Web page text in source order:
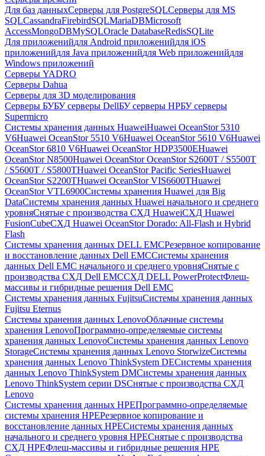
Для баз данныхСерверы для PostgreSQLСерверы для MS
SQLCassandraFirebirdSQLMariaDBMicrosoft
AccessMongoDBMySQLOracle DatabaseRedisSQLite
Для приложенийдля Android приложенийдля iOS
приложенийдля Java приложенийдля Web приложенийдля
Windows приложений
Серверы YADRO
Серверы Dahua
Серверы для 3D моделирования
Серверы БУБУ серверы DellБУ серверы HPБУ серверы
Supermicro
Системы хранения данных HuaweiHuawei OceanStor 5310
V6Huawei OceanStor 5510 V6Huawei OceanStor 5610 V6Huawei
OceanStor 6810 V6Huawei OceanStor HDP3500EHuawei
OceanStor N8500Huawei OceanStor OceanStor S2600T / S5500T
/ S5600T / S5800THuawei OceanStor Pacific SeriesHuawei
OceanStor S2200THuawei OceanStor VIS6600THuawei
OceanStor VTL6900Системы хранения Huawei для Big
DataСистемы хранения данных Huawei начального и среднего
уровняСнятые с производства СХД HuaweiСХД Huawei
FusionCubeСХД Huawei OceanStor Dorado: All-Flash и Hybrid
Flash
Системы хранения данных DELL EMCРезервное копирование
и восстановление данных Dell EMCСистемы хранения
данных Dell EMC начального и среднего уровняСнятые с
производства СХД Dell EMCСХД DELL PowerProtectФлеш-
массивы и гибридные решения Dell EMC
Системы хранения данных FujitsuСистемы хранения данных
Fujitsu Eternus
Системы хранения данных LenovoОблачные системы
хранения LenovoПрограммно-определяемые системы
хранения данных LenovoСистемы хранения данных Lenovo
StorageСистемы хранения данных Lenovo StorwizeСистемы
хранения данных Lenovo ThinkSystem DEСистемы хранения
данных Lenovo ThinkSystem DMСистемы хранения данных
Lenovo ThinkSystem серии DSСнятые с производства СХД
Lenovo
Системы хранения данных HPEПрограммно-определяемые
системы хранения HPEРезервное копирование и
восстановление данных HPEСистемы хранения данных
начального и среднего уровня HPEСнятые с производства
СХД HPEФлеш-массивы и гибридные решения HPE